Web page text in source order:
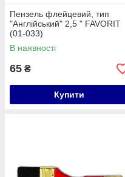
Пензель флейцевий, тип
"Англійський" 2,5 " FAVORIT
(01-033)
В наявності
65 ₴
Купити